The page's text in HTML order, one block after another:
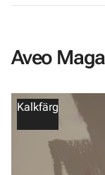
Aveo
Kalkfärg